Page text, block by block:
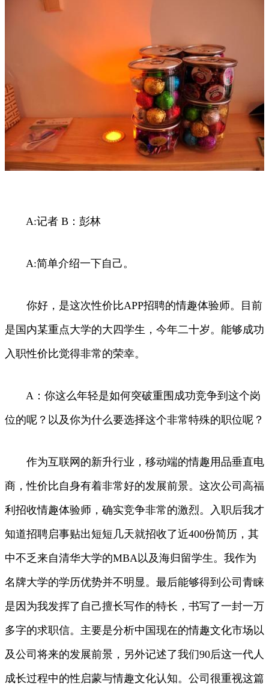
A:记者 B：彭林
A:简单介绍一下自己。
你好，是这次性价比APP招聘的情趣体验师。目前
是国内某重点大学的大四学生，今年二十岁。能够成功
入职性价比觉得非常的荣幸。
A：你这么年轻是如何突破重围成功竞争到这个岗
位的呢？以及你为什么要选择这个非常特殊的职位呢？
作为互联网的新升行业，移动端的情趣用品垂直电
商，性价比自身有着非常好的发展前景。这次公司高福
利招收情趣体验师，确实竞争非常的激烈。入职后我才
知道招聘启事贴出短短几天就招收了近400份简历，其
中不乏来自清华大学的MBA以及海归留学生。我作为
名牌大学的学历优势并不明显。最后能够得到公司青睐
是因为我发挥了自己擅长写作的特长，书写了一封一万
多字的求职信。主要是分析中国现在的情趣文化市场以
及公司将来的发展前景，另外记述了我们90后这一代人
成长过程中的性启蒙与情趣文化认知。公司很重视这篇